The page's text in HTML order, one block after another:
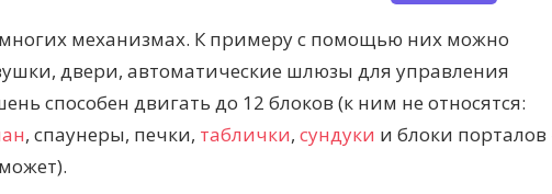
механизмах. К примеру с помощью них можно
двери, автоматические шлюзы для управления
способен двигать до 12 блоков (к ним не относятся:
, спаунеры, печки, таблички, сундуки и блоки порталов